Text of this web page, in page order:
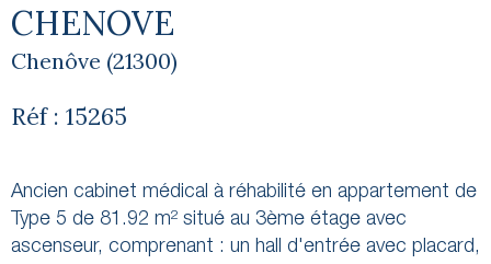
CHENOVE
Chenôve (21300)
Réf : 15265
Ancien cabinet médical à réhabilité en appartement de
Type 5 de 81.92 m² situé au 3ème étage avec
ascenseur, comprenant : un hall d'entrée avec placard,